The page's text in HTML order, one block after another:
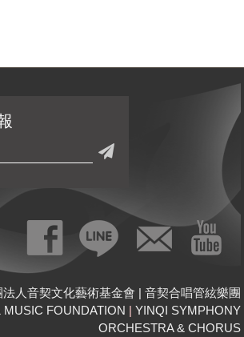
法人音契文化藝術基金會 | 音契合唱管絃樂團
FOUNDATION | YINQI SYMPHONY
ORCHESTRA & CHORUS